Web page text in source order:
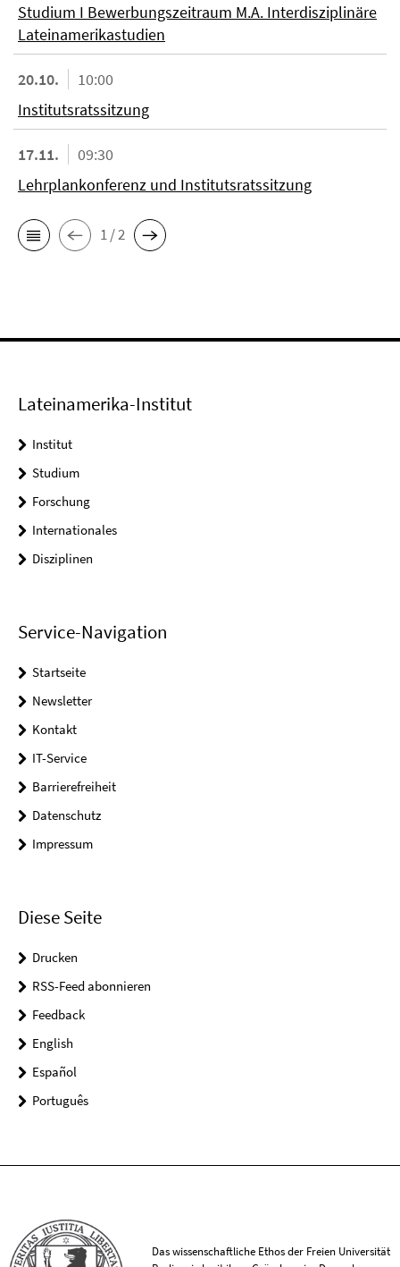
Studium I Bewerbungszeitraum M.A. Interdisziplinäre
Lateinamerikastudien
20.10.
10:00
Institutsratssitzung
17.11.
09:30
Lehrplankonferenz und Institutsratssitzung
1 / 2
Lateinamerika-Institut
Institut
Studium
Forschung
Internationales
Disziplinen
Service-Navigation
Startseite
Newsletter
Kontakt
IT-Service
Barrierefreiheit
Datenschutz
Impressum
Diese Seite
Drucken
RSS-Feed abonnieren
Feedback
English
Español
Português
Das wissenschaftliche Ethos der Freien Universität